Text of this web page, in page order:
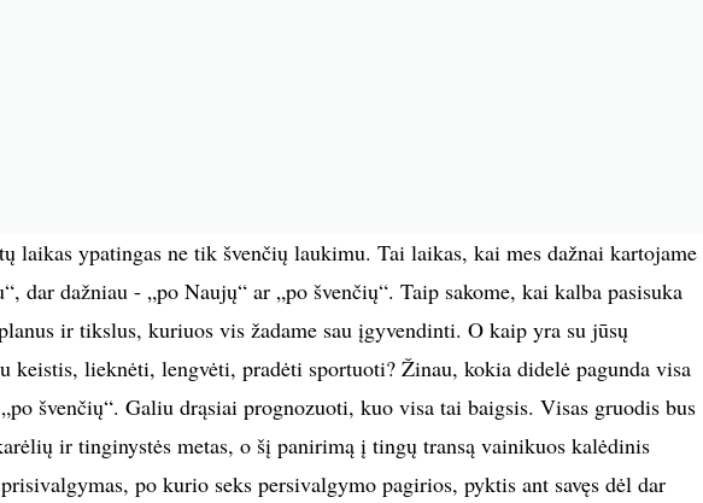
laikas ypatingas ne tik švenčių laukimu. Tai laikas, kai mes dažnai kartojame
dar dažniau - „po Naujų“ ar „po švenčių“. Taip sakome, kai kalba pasisuka
ir tikslus, kuriuos vis žadame sau įgyvendinti. O kaip yra su jūsų
keistis, lieknėti, lengvėti, pradėti sportuoti? Žinau, kokia didelė pagunda visa
švenčių“. Galiu drąsiai prognozuoti, kuo visa tai baigsis. Visas gruodis bus
ir tinginystės metas, o šį panirimą į tingų transą vainikuos kalėdinis
po kurio seks persivalgymo pagirios, pyktis ant savęs dėl dar